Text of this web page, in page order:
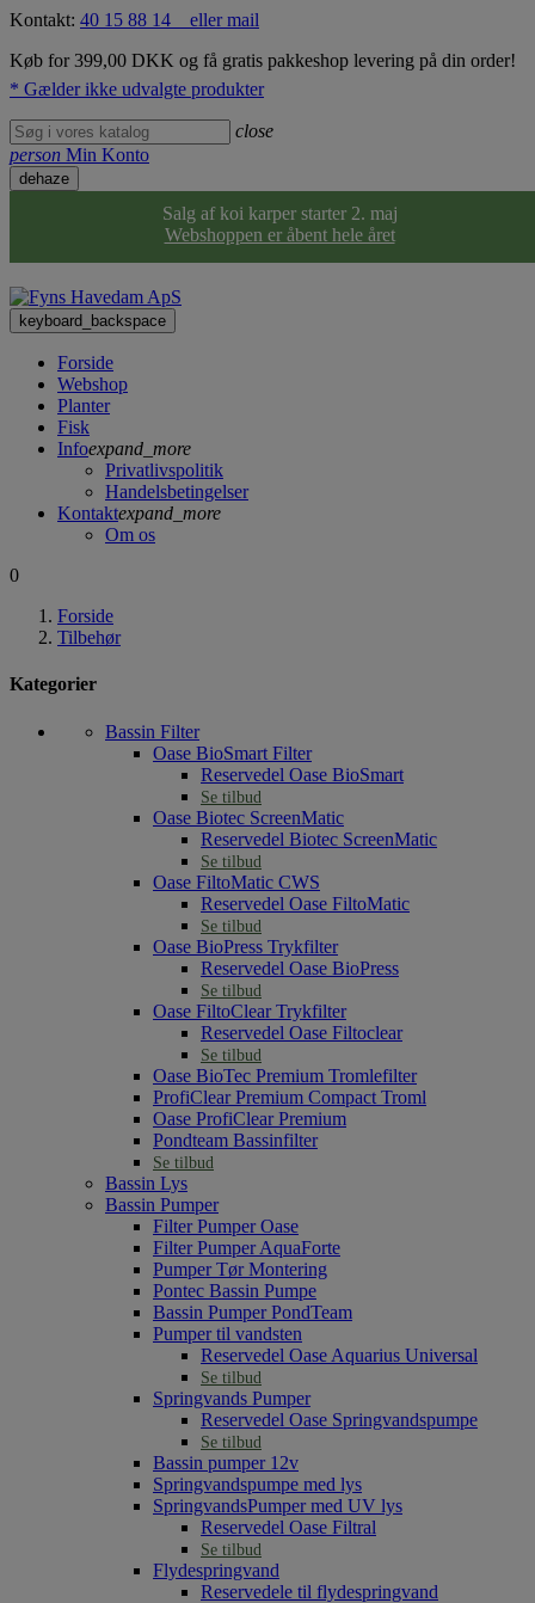
Kontakt: 40 15 88 14
eller mail
Køb for 399,00 DKK og få gratis pakkeshop levering på din order!
* Gælder ikke udvalgte produkter
close
person Min Konto
dehaze
Salg af koi karper starter 2. maj
Webshoppen er åbent hele året
keyboard_backspace
Forside
Webshop
Planter
Fisk
Infoexpand_more
Privatlivspolitik
Handelsbetingelser
Kontaktexpand_more
Om os
0
Forside
Tilbehør
Kategorier
Bassin Filter
Oase BioSmart Filter
Reservedel Oase BioSmart
Se tilbud
Oase Biotec ScreenMatic
Reservedel Biotec ScreenMatic
Se tilbud
Oase FiltoMatic CWS
Reservedel Oase FiltoMatic
Se tilbud
Oase BioPress Trykfilter
Reservedel Oase BioPress
Se tilbud
Oase FiltoClear Trykfilter
Reservedel Oase Filtoclear
Se tilbud
Oase BioTec Premium Tromlefilter
ProfiClear Premium Compact Troml
Oase ProfiClear Premium
Pondteam Bassinfilter
Se tilbud
Bassin Lys
Bassin Pumper
Filter Pumper Oase
Filter Pumper AquaForte
Pumper Tør Montering
Pontec Bassin Pumpe
Bassin Pumper PondTeam
Pumper til vandsten
Reservedel Oase Aquarius Universal
Se tilbud
Springvands Pumper
Reservedel Oase Springvandspumpe
Se tilbud
Bassin pumper 12v
Springvandspumpe med lys
SpringvandsPumper med UV lys
Reservedel Oase Filtral
Se tilbud
Flydespringvand
Reservedele til flydespringvand